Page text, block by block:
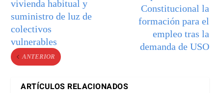
vivienda habitual y
suministro de luz de
colectivos
vulnerables
ANTERIOR
Constitucional la
formación para el
empleo tras la
demanda de USO
ARTÍCULOS RELACIONADOS